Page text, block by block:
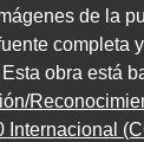
de la
completa
obra está
Internacional